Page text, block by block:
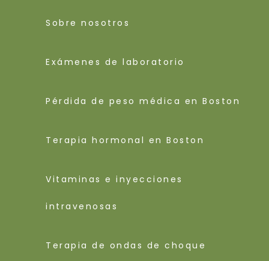
Sobre nosotros
Exámenes de laboratorio
Pérdida de peso médica en Boston
Terapia hormonal en Boston
Vitaminas e inyecciones
intravenosas
Terapia de ondas de choque